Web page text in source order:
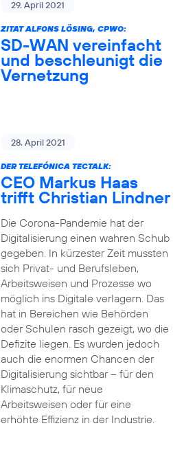
29. April 2021
ZITAT ALFONS LÖSING, CPWO:
SD-WAN vereinfacht
und beschleunigt die
Vernetzung
28. April 2021
DER TELEFÓNICA TECTALK:
CEO Markus Haas
trifft Christian Lindner
Die Corona-Pandemie hat der
Digitalisierung einen wahren Schub
gegeben. In kürzester Zeit mussten
sich Privat- und Berufsleben,
Arbeitsweisen und Prozesse wo
möglich ins Digitale verlagern. Das
hat in Bereichen wie Behörden
oder Schulen rasch gezeigt, wo die
Defizite liegen. Es wurden jedoch
auch die enormen Chancen der
Digitalisierung sichtbar – für den
Klimaschutz, für neue
Arbeitsweisen oder für eine
erhöhte Effizienz in der Industrie.